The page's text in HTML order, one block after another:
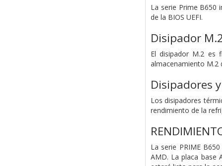
La serie Prime B650
de la BIOS UEFI.
Disipador M.2
El disipador M.2 es
almacenamiento M.2
Disipadores
Los disipadores
rendimiento de la
La serie PRIME
AMD. La placa base